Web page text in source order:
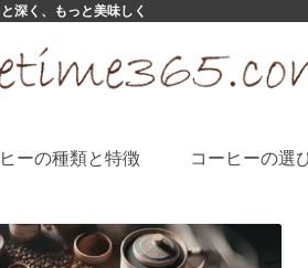
深く、もっと美味しく
ーの種類と特徴 コーヒーの選